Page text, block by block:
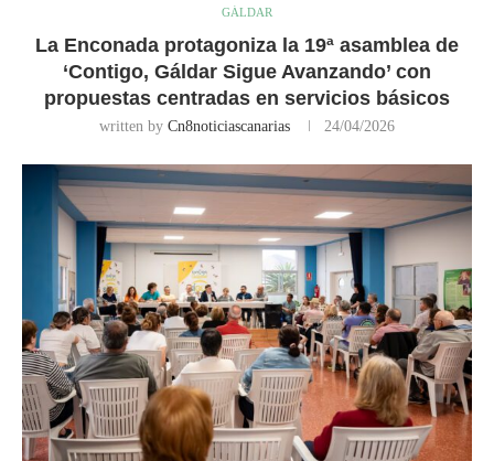
GÁLDAR
La Enconada protagoniza la 19ª asamblea de
‘Contigo, Gáldar Sigue Avanzando’ con
propuestas centradas en servicios básicos
written by Cn8noticiascanarias 24/04/2026